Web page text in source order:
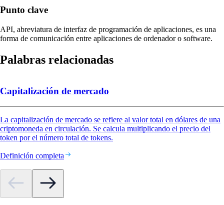
Punto clave
API, abreviatura de interfaz de programación de aplicaciones, es una
forma de comunicación entre aplicaciones de ordenador o software.
Palabras relacionadas
Capitalización de mercado
La capitalización de mercado se refiere al valor total en dólares de una
criptomoneda en circulación. Se calcula multiplicando el precio del
token por el número total de tokens.
Definición completa